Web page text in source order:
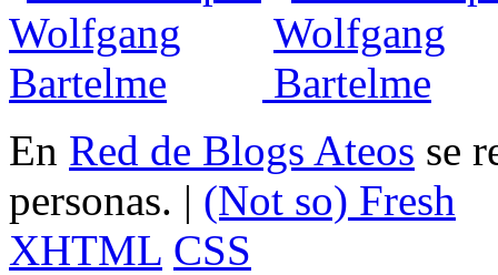
En Red de Blogs Ateos se
personas. | (Not so) Fresh
XHTML CSS